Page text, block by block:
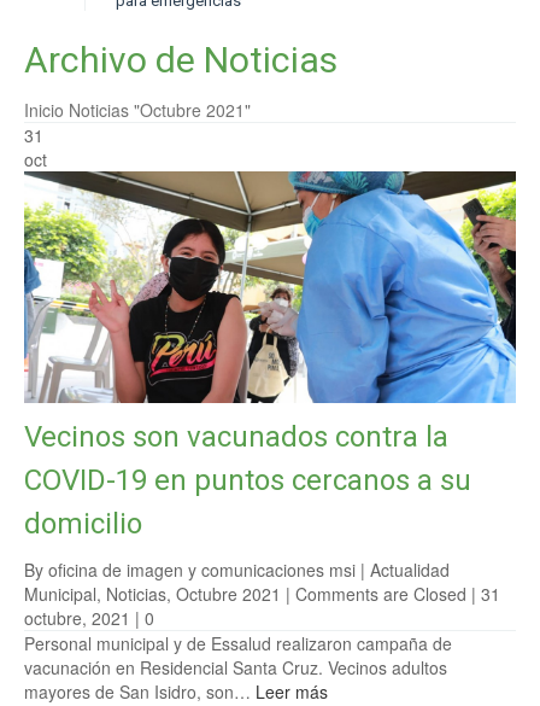
Archivo de Noticias
Inicio Noticias "Octubre 2021"
31
oct
Vecinos son vacunados contra la
COVID-19 en puntos cercanos a su
domicilio
By oficina de imagen y comunicaciones msi | Actualidad
Municipal, Noticias, Octubre 2021 | Comments are Closed | 31
octubre, 2021 | 0
Personal municipal y de Essalud realizaron campaña de
vacunación en Residencial Santa Cruz. Vecinos adultos
mayores de San Isidro, son… Leer más